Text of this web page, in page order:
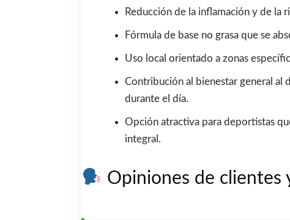
Reducción de la inflamación y de la
Fórmula de base no grasa que se
Uso local orientado a zonas
Contribución al bienestar general al
durante el día.
Opción atractiva para deportistas
integral.
Opiniones de clientes